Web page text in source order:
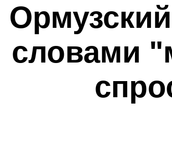
словами